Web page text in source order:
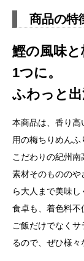
商品の特
鰹の風味
1つに。
ふわっと
本商品は、香り高
用の梅ちりめんふ
こだわりの紀州南
素材そのもののや
ら大人まで美味
食卓も、着色料不
ご飯だけでなく
るので、ぜひ様々